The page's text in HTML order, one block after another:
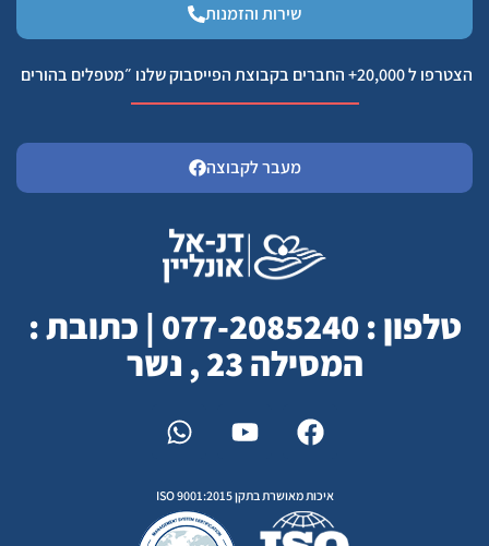
שירות והזמנות
הצטרפו ל 20,000+ החברים בקבוצת הפייסבוק שלנו ״מטפלים בהורים
מעבר לקבוצה
טלפון : 077-2085240 | כתובת :
המסילה 23 , נשר
איכות מאושרת בתקן ISO 9001:2015